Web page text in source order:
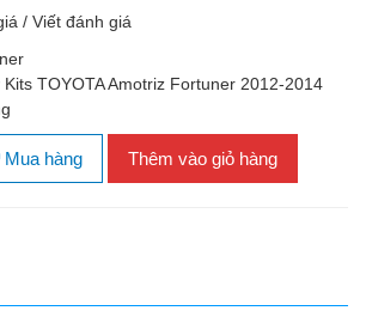
/ Viết đánh giá
Kits TOYOTA Amotriz Fortuner 2012-2014
Mua hàng Thêm vào giỏ hàng